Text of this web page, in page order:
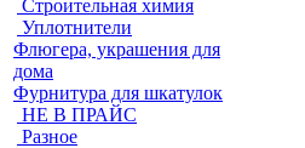
Строительная химия
Уплотнители
Флюгера, украшения для
дома
Фурнитура для шкатулок
НЕ В ПРАЙС
Разное